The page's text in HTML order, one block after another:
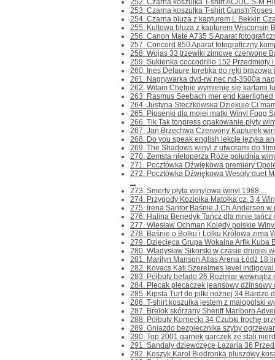
252. Czarna koszulka T-shirt AC/DC S-M
253. Czarna koszulka T-shirt Guns'n'Roses
254. Czarna bluza z kapturem L Bekkin
255. Kultowa bluza z kapturem Wisconsin
256. Canon Mate A735 S Aparat
257. Concord 850 Aparat fotograficzny
258. Wojas 33 trzewiki zimowe czerwone
259. Sukienka coccodrillo 152 Przedmioty
260. Ines Delaure torebka do ręki brązowa
261. Nagrywarka dvd-rw nec nd-3500a
262. Witam Chętnie wymienię się kartami
263. Rasmus Seebach mer end kaerlighed
264. Justyna Steczkowska Dziękuję Ci
265. Piosenki dla mojej matki Winyl Fogg
266. Tik Tak tonpress opakowanie płyty
267. Jan Brzechwa Czerwony Kapturek
268. Do you speak english lekcje języka
269. The Shadows winyl z utworami do
270. Zemsta nietoperza Róże południa
271. Pocztówka Dźwiękowa premiery
272. Pocztówka Dźwiękowa Wesoły duet
...
273. Smerfy płyta winylowa winyl 1988 ...
274. Przygody Koziołka Matołka cz. 3,4
275. Irena Santor Baśnie J.Ch.Andersen
276. Halina Benedyk Tańcz dla mnie tańcz
277. Wiesław Ochman Kolędy polskie
278. Baśnie o Bolku i Lolku Królowa zima
279. Dziecięca Grupa Wokalna Arfik Kuba
280. Władysław Sikorski w czasie drugiej
281. Marilyn Manson Atlas Arena Łódź 18
282. Kovacs Kati Szerelmes level
283. Półbuty befado 26 Rozmiar wewnątrz
284. Plecak plecaczek jeansowy dżinsowy
285. Kipsta Turf do piłki nożnej 34 Bardzo
286. T-shirt koszulka jestem z małopolski
287. Brelok skórzany Sheriff Marlboro
288. Półbuty Kornecki 34 Czubki trochę
289. Gniazdo bezpiecznika szyby
290. Top 2001 garnek garczek ze stali
291. Sandały dziewczęce Lazaria 36
292. Koszyk Karol Biedronka pluszowy